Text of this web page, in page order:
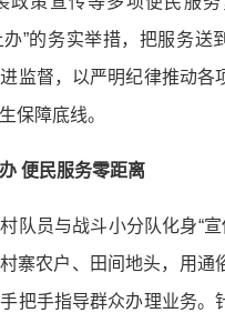
”的务实举措，把服务送
监督，以严明纪律推动各
保障底线。
便民服务零距离
队员与战斗小分队化身“宣
村寨农户、田间地头，用通
把手指导群众办理业务。